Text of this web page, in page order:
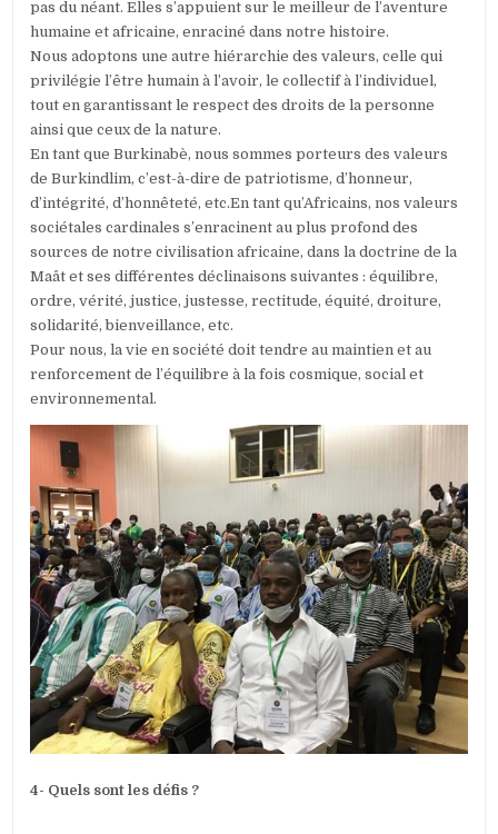
pas du néant. Elles s’appuient sur le meilleur de l’aventure
humaine et africaine, enraciné dans notre histoire.
Nous adoptons une autre hiérarchie des valeurs, celle qui
privilégie l’être humain à l’avoir, le collectif à l’individuel,
tout en garantissant le respect des droits de la personne
ainsi que ceux de la nature.
En tant que Burkinabè, nous sommes porteurs des valeurs
de Burkindlim, c’est-à-dire de patriotisme, d’honneur,
d’intégrité, d’honnêteté, etc.En tant qu’Africains, nos valeurs
sociétales cardinales s’enracinent au plus profond des
sources de notre civilisation africaine, dans la doctrine de la
Maât et ses différentes déclinaisons suivantes : équilibre,
ordre, vérité, justice, justesse, rectitude, équité, droiture,
solidarité, bienveillance, etc.
Pour nous, la vie en société doit tendre au maintien et au
renforcement de l’équilibre à la fois cosmique, social et
environnemental.
4- Quels sont les défis ?